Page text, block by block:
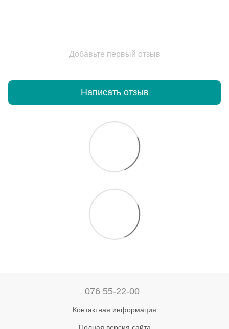
Добавьте первый отзыв
Написать отзыв
076 55-22-00
Контактная информация